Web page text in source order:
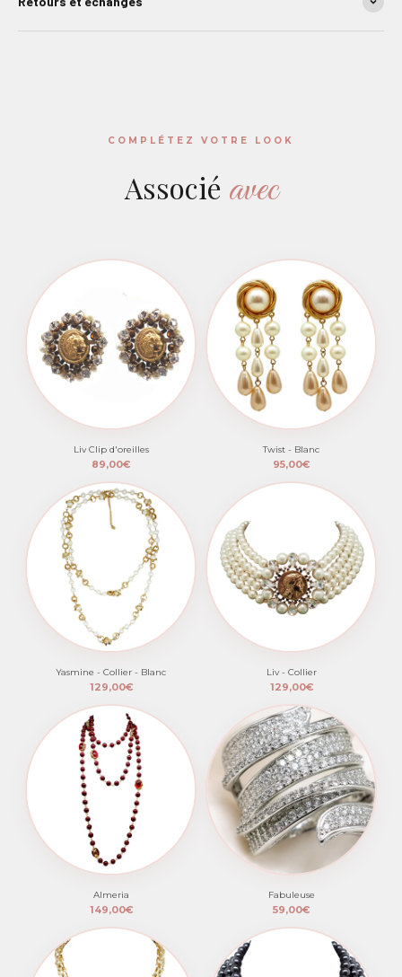
COMPLÉTEZ VOTRE LOOK
Associé avec
Liv Clip d'oreilles
89,00€
Twist - Blanc
95,00€
Yasmine - Collier - Blanc
129,00€
Liv - Collier
129,00€
Almeria
149,00€
Fabuleuse
59,00€